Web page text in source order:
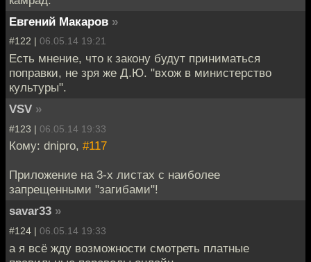
Евгений Макаров »
#122 | 06.05.14 19:21
Есть мнение, что к закону будут приниматься
поправки, не зря же Д.Ю. "вхож в министерство
культуры".
VSV »
#123 | 06.05.14 19:33
Кому: dnipro, #117
Приложение на 3-х листах с наиболее
запрещенными "загибами"!
savar33 »
#124 | 06.05.14 19:33
а я всё жду возможности смотреть платные